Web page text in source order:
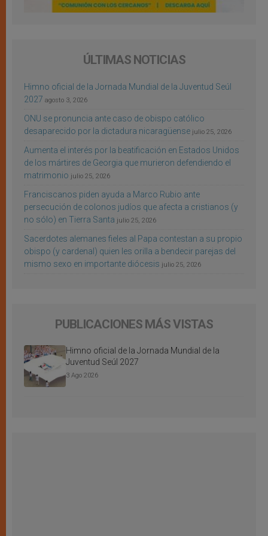
ÚLTIMAS NOTICIAS
Himno oficial de la Jornada Mundial de la Juventud Seúl
2027 agosto 3, 2026
ONU se pronuncia ante caso de obispo católico
desaparecido por la dictadura nicaragüense julio 25, 2026
Aumenta el interés por la beatificación en Estados Unidos
de los mártires de Georgia que murieron defendiendo el
matrimonio julio 25, 2026
Franciscanos piden ayuda a Marco Rubio ante
persecución de colonos judíos que afecta a cristianos (y
no sólo) en Tierra Santa julio 25, 2026
Sacerdotes alemanes fieles al Papa contestan a su propio
obispo (y cardenal) quien les orilla a bendecir parejas del
mismo sexo en importante diócesis julio 25, 2026
PUBLICACIONES MÁS VISTAS
Himno oficial de la Jornada Mundial de la
Juventud Seúl 2027
3 Ago 2026